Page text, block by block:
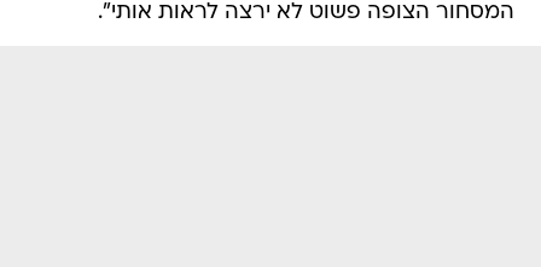
המסחור הצופה פשוט לא ירצה לראות אותי".